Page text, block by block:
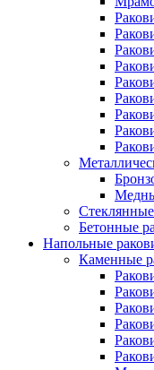
Бетонные
Напольные
Каменные